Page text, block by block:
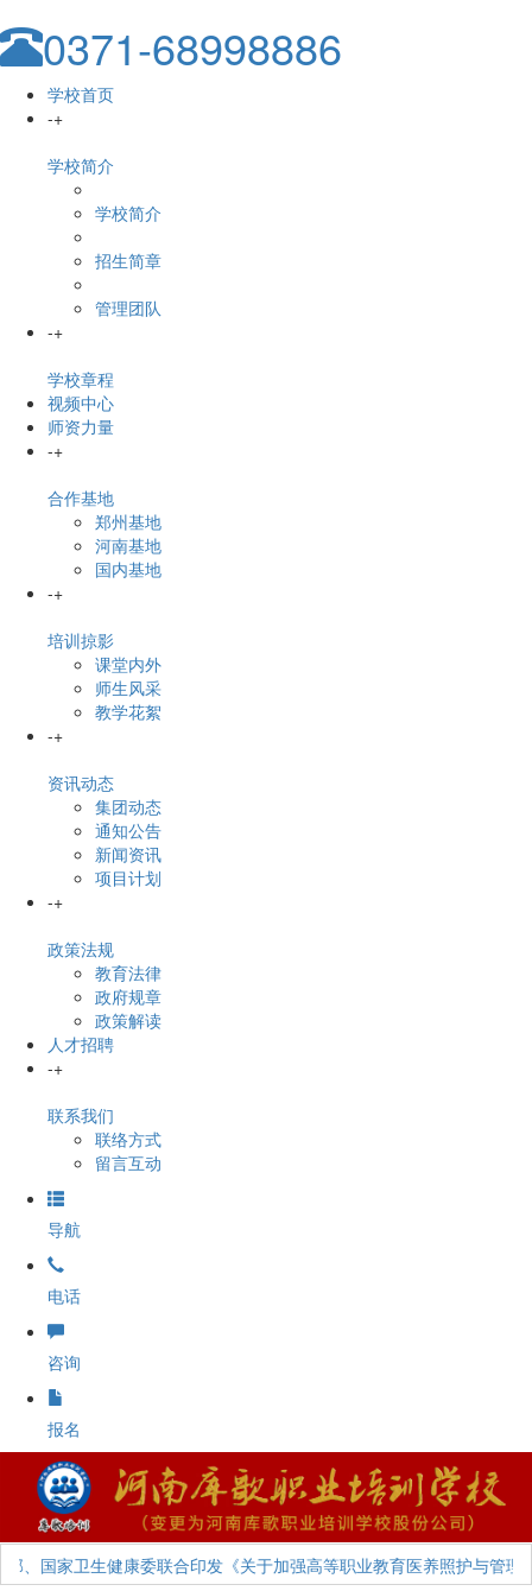
0371-68998886
学校首页
-+
学校简介
学校简介
招生简章
管理团队
-+
学校章程
视频中心
师资力量
-+
合作基地
郑州基地
河南基地
国内基地
-+
培训掠影
课堂内外
师生风采
教学花絮
-+
资讯动态
集团动态
通知公告
新闻资讯
项目计划
-+
政策法规
教育法律
政府规章
政策解读
人才招聘
-+
联系我们
联络方式
留言互动
导航
电话
咨询
报名
国家卫生健康委联合印发《关于加强高等职业教育医养照护与管理专